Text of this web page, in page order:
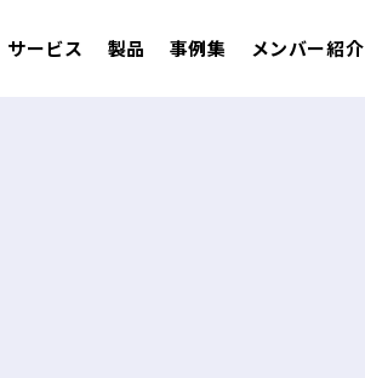
サービス 製品 事例集 メンバー紹介